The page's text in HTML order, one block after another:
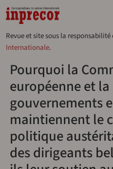
Aller au contenu principal
Revue et site sous la
Internationale.
Pourquoi la
européenne et
gouvernements
maintiennent le
politique
des dirigeants